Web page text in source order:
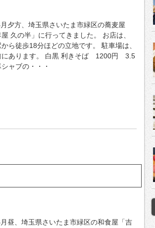
夕方、埼玉県さいたま市緑区の蕎麦屋
屋 久の半」に行ってきました。 お店は、
ら徒歩18分ほどの立地です。 駐車場は、
にあります。 白黒 利きそば 1200円 3.5
ャブの・・・
昼、埼玉県さいたま市緑区の和食屋「吉